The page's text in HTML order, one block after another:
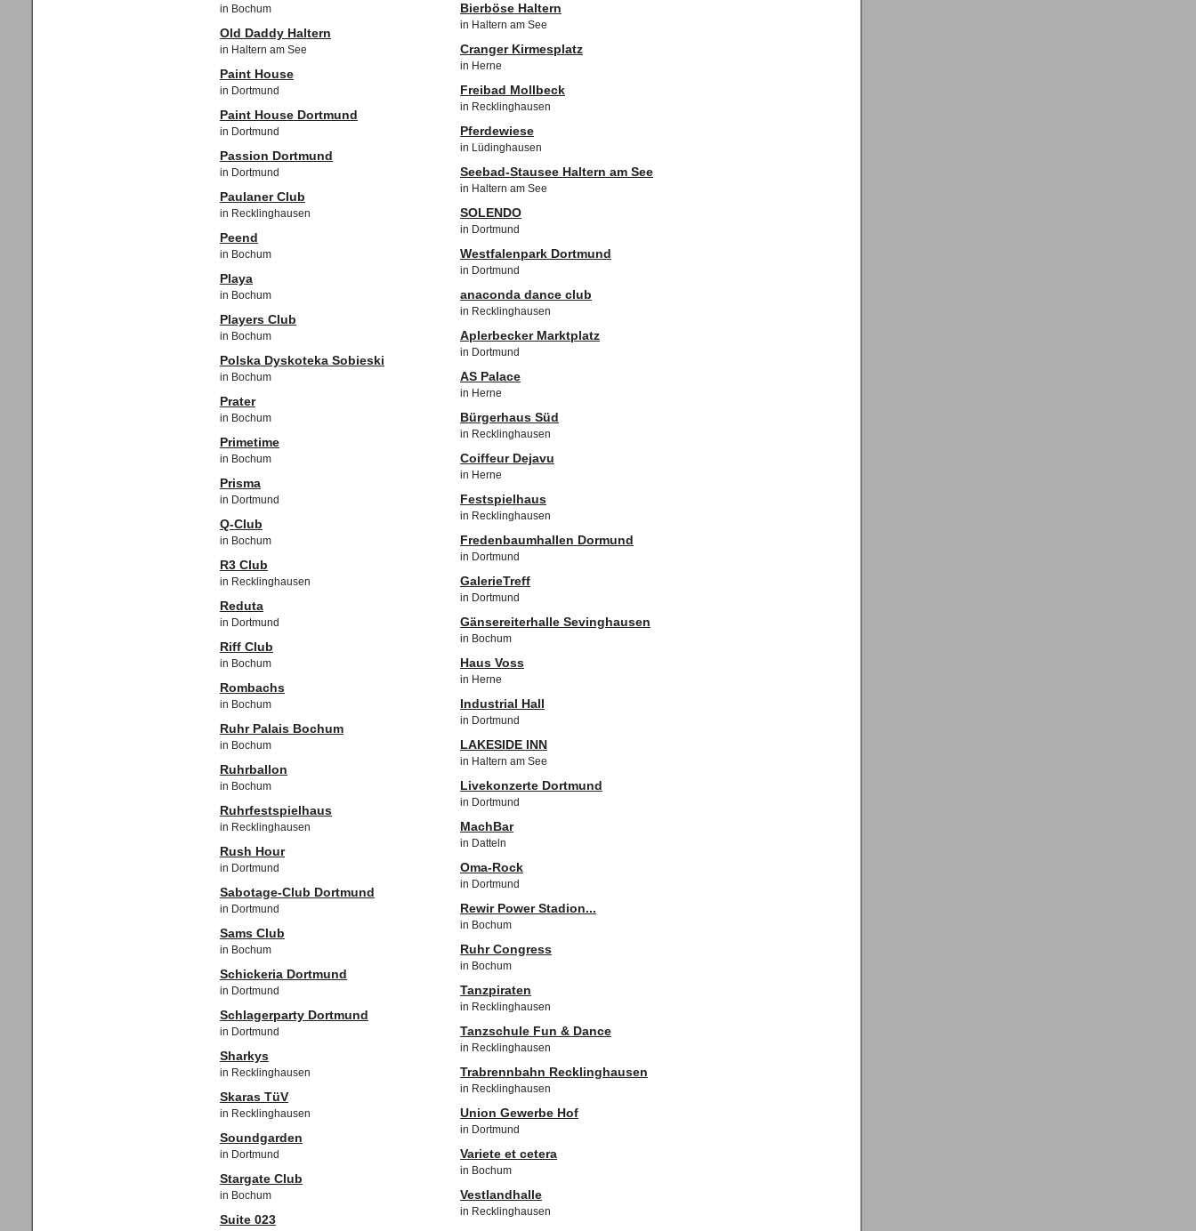
in Bochum
Old Daddy Haltern
in Haltern am See
Paint House
in Dortmund
Paint House Dortmund
in Dortmund
Passion Dortmund
in Dortmund
Paulaner Club
in Recklinghausen
Peend
in Bochum
Playa
in Bochum
Players Club
in Bochum
Polska Dyskoteka Sobieski
in Bochum
Prater
in Bochum
Primetime
in Bochum
Prisma
in Dortmund
Q-Club
in Bochum
R3 Club
in Recklinghausen
Reduta
in Dortmund
Riff Club
in Bochum
Rombachs
in Bochum
Ruhr Palais Bochum
in Bochum
Ruhrballon
in Bochum
Ruhrfestspielhaus
in Recklinghausen
Rush Hour
in Dortmund
Sabotage-Club Dortmund
in Dortmund
Sams Club
in Bochum
Schickeria Dortmund
in Dortmund
Schlagerparty Dortmund
in Dortmund
Sharkys
in Recklinghausen
Skaras TüV
in Recklinghausen
Soundgarden
in Dortmund
Stargate Club
in Bochum
Suite 023
Bierböse Haltern
in Haltern am See
Cranger Kirmesplatz
in Herne
Freibad Mollbeck
in Recklinghausen
Pferdewiese
in Lüdinghausen
Seebad-Stausee Haltern am See
in Haltern am See
SOLENDO
in Dortmund
Westfalenpark Dortmund
in Dortmund
anaconda dance club
in Recklinghausen
Aplerbecker Marktplatz
in Dortmund
AS Palace
in Herne
Bürgerhaus Süd
in Recklinghausen
Coiffeur Dejavu
in Herne
Festspielhaus
in Recklinghausen
Fredenbaumhallen Dormund
in Dortmund
GalerieTreff
in Dortmund
Gänsereiterhalle Sevinghausen
in Bochum
Haus Voss
in Herne
Industrial Hall
in Dortmund
LAKESIDE INN
in Haltern am See
Livekonzerte Dortmund
in Dortmund
MachBar
in Datteln
Oma-Rock
in Dortmund
Rewir Power Stadion...
in Bochum
Ruhr Congress
in Bochum
Tanzpiraten
in Recklinghausen
Tanzschule Fun & Dance
in Recklinghausen
Trabrennbahn Recklinghausen
in Recklinghausen
Union Gewerbe Hof
in Dortmund
Variete et cetera
in Bochum
Vestlandhalle
in Recklinghausen